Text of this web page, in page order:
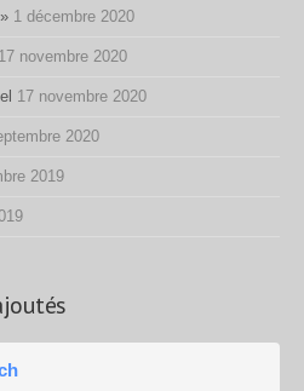
1 décembre 2020
17 novembre 2020
17 novembre 2020
2020
2019